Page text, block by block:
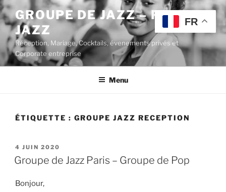
Aller
au
contenu
principal
GROUPE DE JAZZ – POP
JAZZ
Réception, Mariage, Cocktails, évenements privés et
Corporate entreprise
Menu
ÉTIQUETTE : GROUPE JAZZ RECEPTION
PUBLIÉ
LE
4 JUIN 2020
Groupe de Jazz Paris – Groupe de Pop
Bonjour,
FR